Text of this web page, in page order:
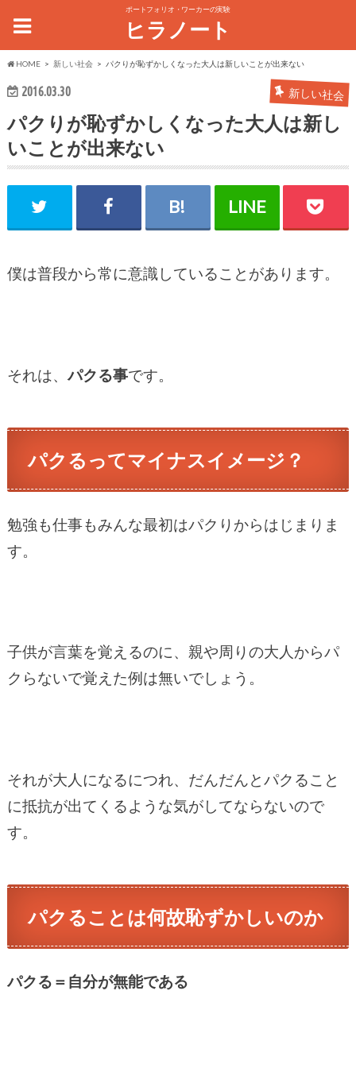
ポートフォリオ・ワーカーの実験
ヒラノート
HOME 新しい社会 パクりが恥ずかしくなった大人は新しいことが出来ない
2016.03.30 新しい社会
パクりが恥ずかしくなった大人は新し
いことが出来ない
僕は普段から常に意識していることがあります。
それは、 パクる事です。
パクるってマイナスイメージ？
勉強も仕事もみんな最初はパクりからはじまりま
す。
子供が言葉を覚えるのに、親や周りの大人からパ
クらないで覚えた例は無いでしょう。
それが大人になるにつれ、だんだんとパクること
に抵抗が出てくるような気がしてならないので
す。
パクることは何故恥ずかしいのか
パクる＝自分が無能である